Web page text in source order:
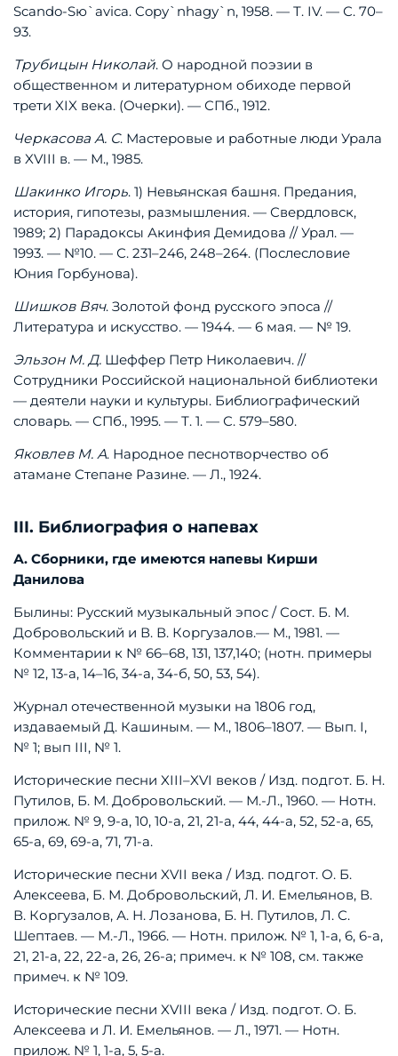
Scando-Sю`avica. Copу`nhagу`n, 1958. — Т. IV. — С. 70–
93.
Трубицын Николай. О народной поэзии в
общественном и литературном обиходе первой
трети XIX века. (Очерки). — СПб., 1912.
Черкасова А. С. Мастеровые и работные люди Урала
в XVIII в. — М., 1985.
Шакинко Игорь. 1) Невьянская башня. Предания,
история, гипотезы, размышления. — Свердловск,
1989; 2) Парадоксы Акинфия Демидова // Урал. —
1993. — №10. — С. 231–246, 248–264. (Послесловие
Юния Горбунова).
Шишков Вяч. Золотой фонд русского эпоса //
Литература и искусство. — 1944. — 6 мая. — № 19.
Эльзон М. Д. Шеффер Петр Николаевич. //
Сотрудники Российской национальной библиотеки
— деятели науки и культуры. Библиографический
словарь. — СПб., 1995. — Т. 1. — С. 579–580.
Яковлев М. А. Народное песнотворчество об
атамане Степане Разине. — Л., 1924.
III. Библиография о напевах
А. Сборники, где имеются напевы Кирши
Данилова
Былины: Русский музыкальный эпос / Сост. Б. М.
Добровольский и В. В. Коргузалов.— М., 1981. —
Комментарии к № 66–68, 131, 137,140; (нотн. примеры
№ 12, 13-а, 14–16, 34-а, 34-б, 50, 53, 54).
Журнал отечественной музыки на 1806 год,
издаваемый Д. Кашиным. — М., 1806–1807. — Вып. I,
№ 1; вып III, № 1.
Исторические песни XIII–XVI веков / Изд. подгот. Б. Н.
Путилов, Б. М. Добровольский. — М.-Л., 1960. — Нотн.
прилож. № 9, 9-а, 10, 10-а, 21, 21-а, 44, 44-а, 52, 52-а, 65,
65-а, 69, 69-а, 71, 71-а.
Исторические песни XVII века / Изд. подгот. О. Б.
Алексеева, Б. М. Добровольский, Л. И. Емельянов, В.
В. Коргузалов, А. Н. Лозанова, Б. Н. Путилов, Л. С.
Шептаев. — М.-Л., 1966. — Нотн. прилож. № 1, 1-а, 6, 6-а,
21, 21-а, 22, 22-а, 26, 26-а; примеч. к № 108, см. также
примеч. к № 109.
Исторические песни XVIII века / Изд. подгот. О. Б.
Алексеева и Л. И. Емельянов. — Л., 1971. — Нотн.
прилож. № 1, 1-а, 5, 5-а.